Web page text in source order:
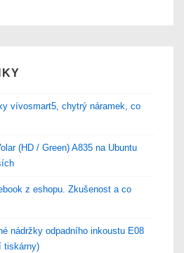
vívosmart5, chytrý náramek, co
(HD / Green) A835 na Ubuntu
z eshopu. Zkušenost a co
nádržky odpadního inkoustu E08
tiskárny)